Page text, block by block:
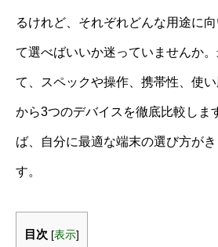
るけれど、それぞれどんな用途に
て選べばいいか迷っていませんか
て、スペックや操作、携帯性、使
から3つのデバイスを徹底比較しま
ば、自分に最適な端末の選び方が
す。
目次 [表示]